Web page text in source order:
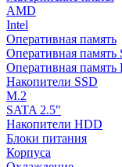
AMD
Intel
Оперативная память
Оперативная
Оперативная
Накопители SSD
M.2
SATA 2.5"
Накопители HDD
Блоки питания
Корпуса